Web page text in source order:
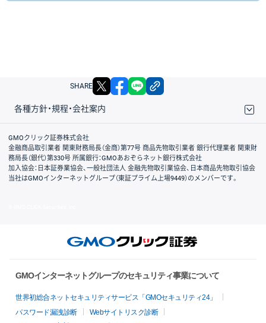
SHARE X facebook
各種方針・規程・会社案内
取引規程・約款
サイトマップ
その他のご案内
個人情報保護方針
最良執行方針
サイトのご利用について
ディスクレイマー
信託保全
リスク説明
会社案内
GMOクリック証券株式会社
金融商品取引業者 関東財務局長（金商）第77号 商品先物取引業者 銀行代理業者 関東財
務局長（銀代）第330号 所属銀行：GMOあおぞらネット銀行株式会社
加入協会：日本証券業協会、一般社団法人 金融先物取引業協会、日本商品先物取引協会
当社はGMOインターネットグループ（東証プライム上場9449）のメンバーです。
GMOインターネットグループのセキュリティ事業について
世界初総合ネットセキュリティサービス「GMOセキュリティ24」
パスワード漏洩診断
Webサイトリスク診断